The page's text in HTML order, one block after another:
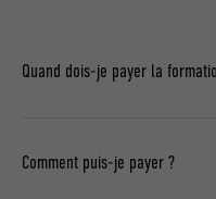
Quand dois-je payer la
n'est qu'après le
sera réalisée avec
Comment puis-je payer ?